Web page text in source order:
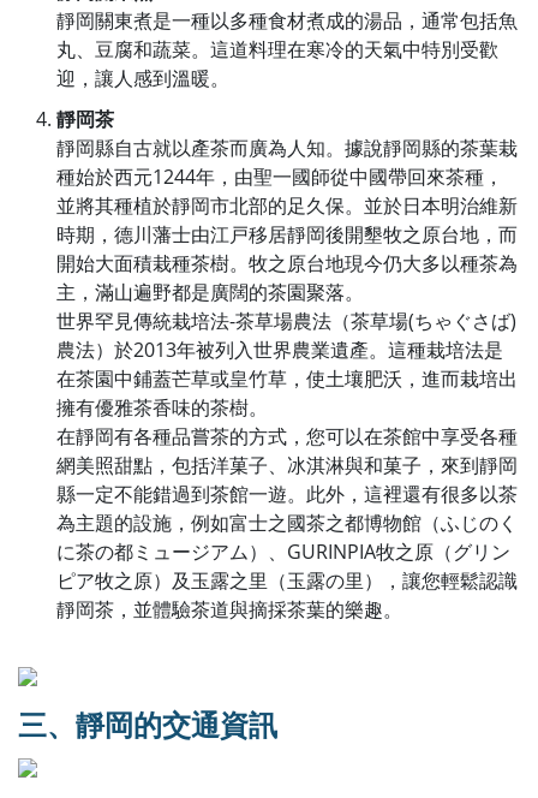
靜岡關東煮是一種以多種食材煮成的湯品，通常包括魚
丸、豆腐和蔬菜。這道料理在寒冷的天氣中特別受歡
迎，讓人感到溫暖。
靜岡茶
靜岡縣自古就以產茶而廣為人知。據說靜岡縣的茶葉栽
種始於西元1244年，由聖一國師從中國帶回來茶種，
並將其種植於靜岡市北部的足久保。並於日本明治維新
時期，德川藩士由江戸移居靜岡後開墾牧之原台地，而
開始大面積栽種茶樹。牧之原台地現今仍大多以種茶為
主，滿山遍野都是廣闊的茶園聚落。
世界罕見傳統栽培法-茶草場農法（茶草場(ちゃぐさば)
農法）於2013年被列入世界農業遺產。這種栽培法是
在茶園中鋪蓋芒草或皇竹草，使土壤肥沃，進而栽培出
擁有優雅茶香味的茶樹。
在靜岡有各種品嘗茶的方式，您可以在茶館中享受各種
網美照甜點，包括洋菓子、冰淇淋與和菓子，來到靜岡
縣一定不能錯過到茶館一遊。此外，這裡還有很多以茶
為主題的設施，例如富士之國茶之都博物館（ふじのく
に茶の都ミュージアム）、GURINPIA牧之原（グリン
ピア牧之原）及玉露之里（玉露の里），讓您輕鬆認識
靜岡茶，並體驗茶道與摘採茶葉的樂趣。
三、靜岡的交通資訊